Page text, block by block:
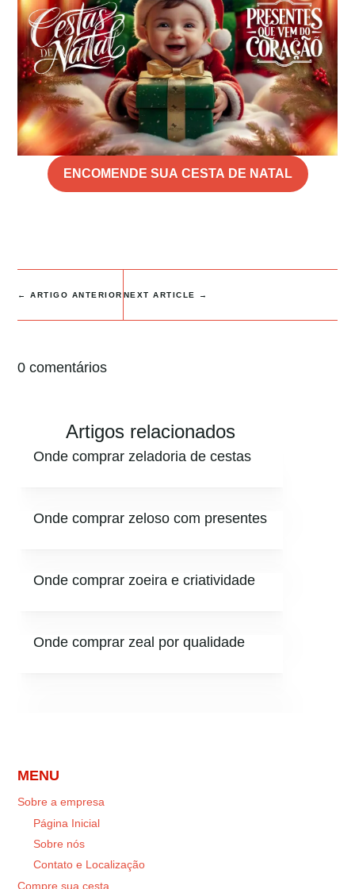
ENCOMENDE SUA CESTA DE NATAL
←ARTIGO ANTERIOR NEXT ARTICLE →
0 comentários
Artigos relacionados
Onde comprar zeladoria de cestas
Onde comprar zeloso com presentes
Onde comprar zoeira e criatividade
Onde comprar zeal por qualidade
MENU
Sobre a empresa
Página Inicial
Sobre nós
Contato e Localização
Compre sua cesta